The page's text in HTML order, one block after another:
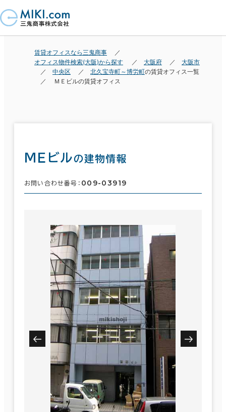
賃貸オフィスなら三鬼商事
オフィス物件検索(大阪)から探す
大阪府
大阪市
中央区
北久宝寺町～博労町の賃貸オフィス一覧
ＭＥビルの賃貸オフィス
ＭＥビルの建物情報
お問い合わせ番号： 009-03919